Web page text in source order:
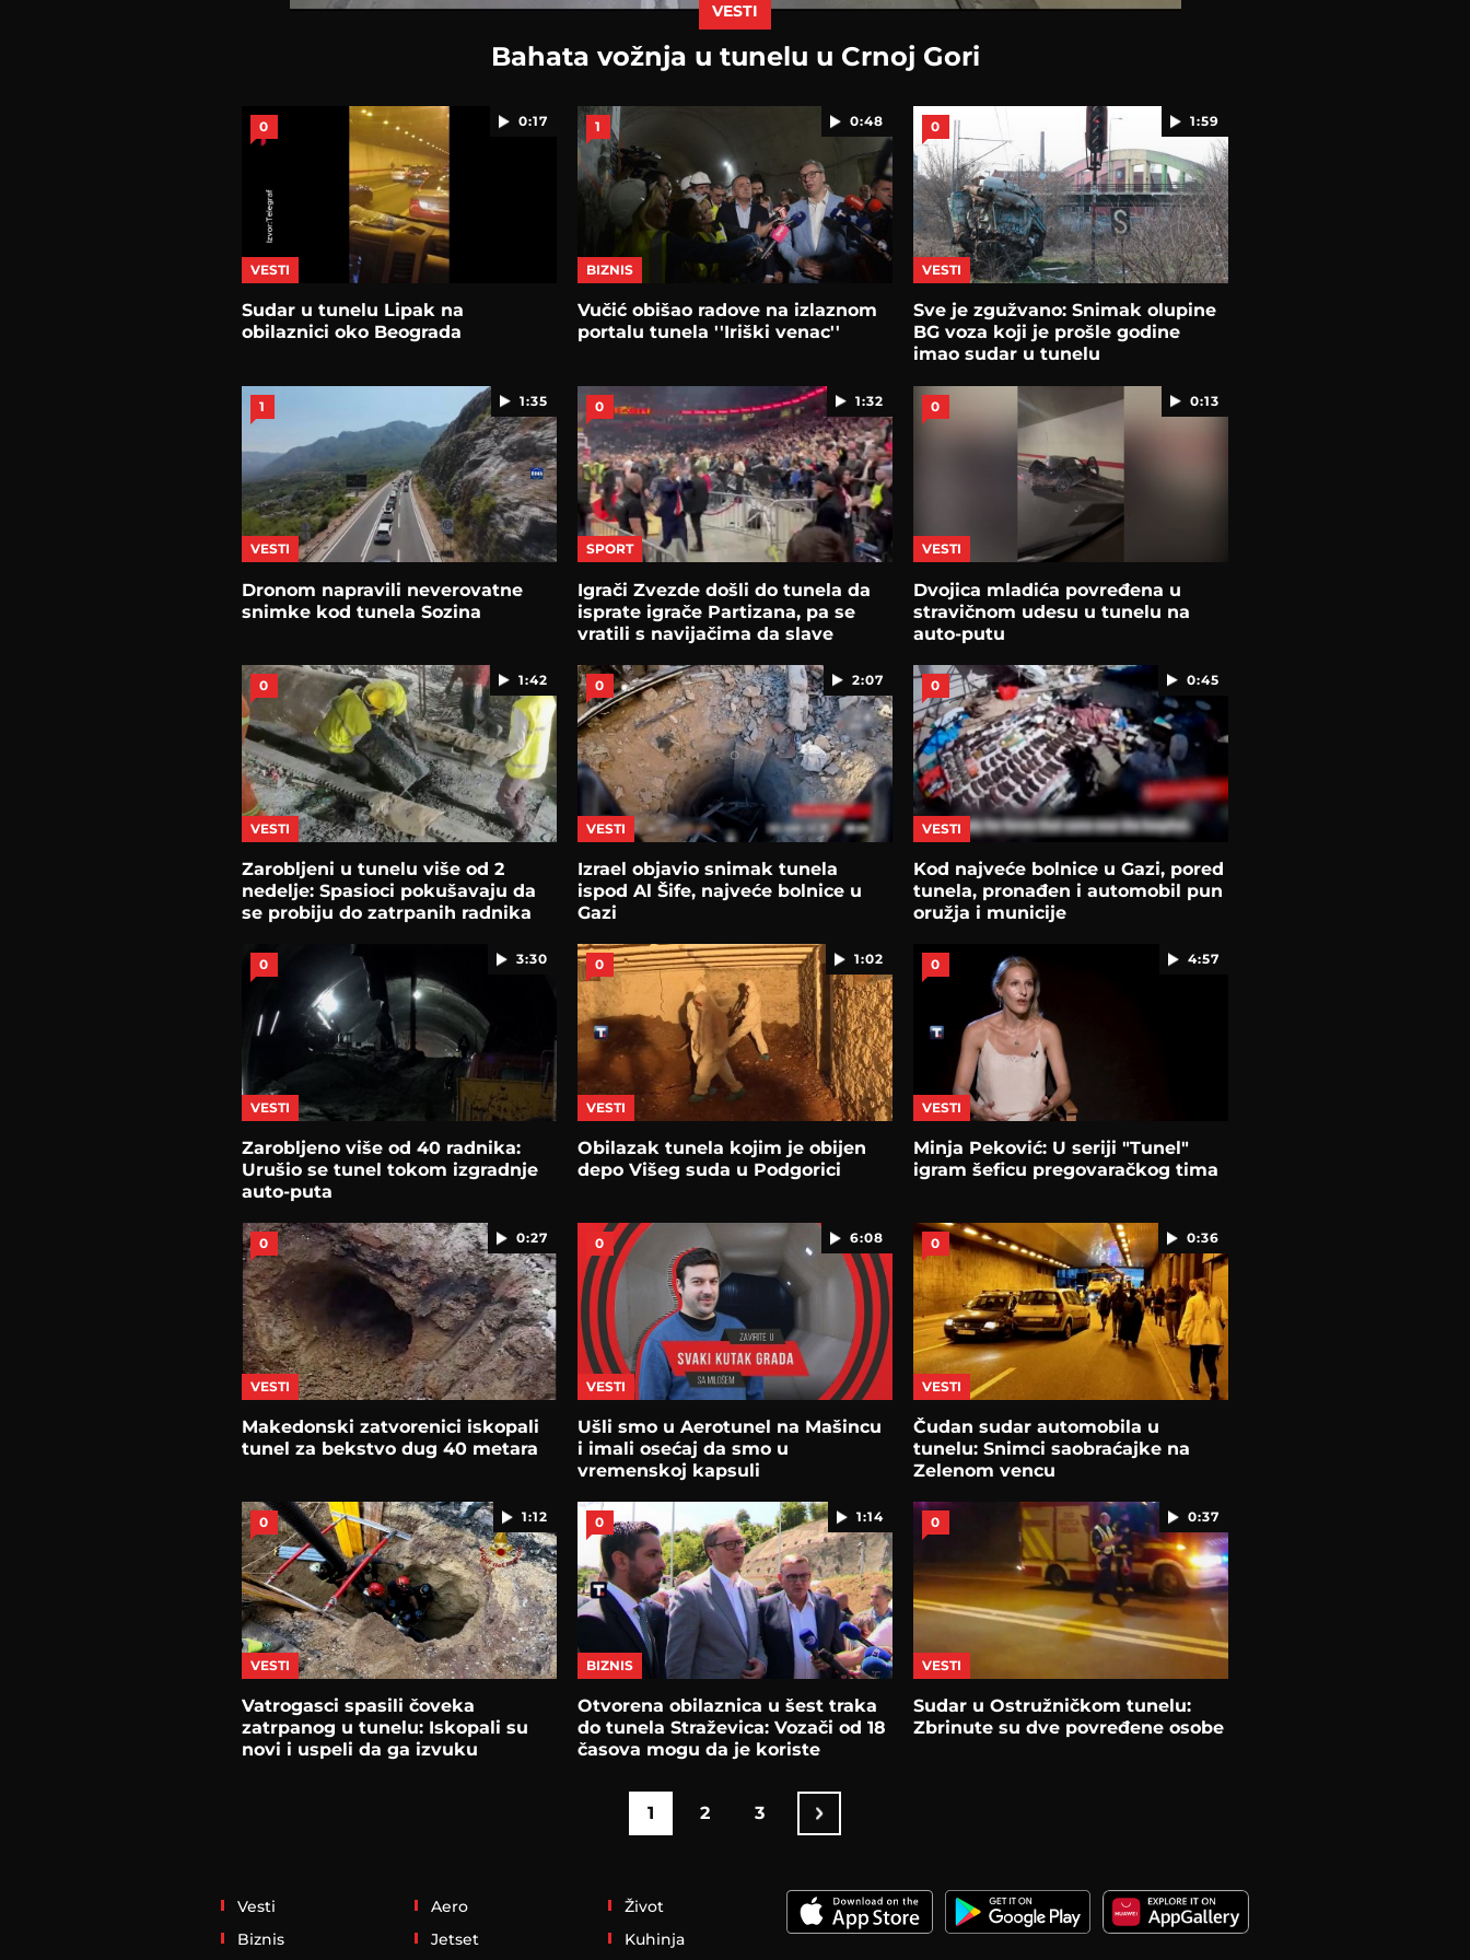
VESTI
Bahata vožnja u tunelu u Crnoj Gori
0:17
0
VESTI
Sudar u tunelu Lipak na
obilaznici oko Beograda
0:48
1
BIZNIS
Vučić obišao radove na izlaznom
portalu tunela ''Iriški venac''
1:59
0
VESTI
Sve je zgužvano: Snimak olupine
BG voza koji je prošle godine
imao sudar u tunelu
1:35
1
VESTI
Dronom napravili neverovatne
snimke kod tunela Sozina
1:32
0
SPORT
Igrači Zvezde došli do tunela da
isprate igrače Partizana, pa se
vratili s navijačima da slave
0:13
0
VESTI
Dvojica mladića povređena u
stravičnom udesu u tunelu na
auto-putu
1:42
0
VESTI
Zarobljeni u tunelu više od 2
nedelje: Spasioci pokušavaju da
se probiju do zatrpanih radnika
2:07
0
VESTI
Izrael objavio snimak tunela
ispod Al Šife, najveće bolnice u
Gazi
0:45
0
VESTI
Kod najveće bolnice u Gazi, pored
tunela, pronađen i automobil pun
oružja i municije
3:30
0
VESTI
Zarobljeno više od 40 radnika:
Urušio se tunel tokom izgradnje
auto-puta
1:02
0
VESTI
Obilazak tunela kojim je obijen
depo Višeg suda u Podgorici
4:57
0
VESTI
Minja Peković: U seriji "Tunel"
igram šeficu pregovaračkog tima
0:27
0
VESTI
Makedonski zatvorenici iskopali
tunel za bekstvo dug 40 metara
6:08
0
VESTI
Ušli smo u Aerotunel na Mašincu
i imali osećaj da smo u
vremenskoj kapsuli
0:36
0
VESTI
Čudan sudar automobila u
tunelu: Snimci saobraćajke na
Zelenom vencu
1:12
0
VESTI
Vatrogasci spasili čoveka
zatrpanog u tunelu: Iskopali su
novi i uspeli da ga izvuku
1:14
0
BIZNIS
Otvorena obilaznica u šest traka
do tunela Straževica: Vozači od 18
časova mogu da je koriste
0:37
0
VESTI
Sudar u Ostružničkom tunelu:
Zbrinute su dve povređene osobe
1 2 3
Vesti
Biznis
Aero
Jetset
Život
Kuhinja